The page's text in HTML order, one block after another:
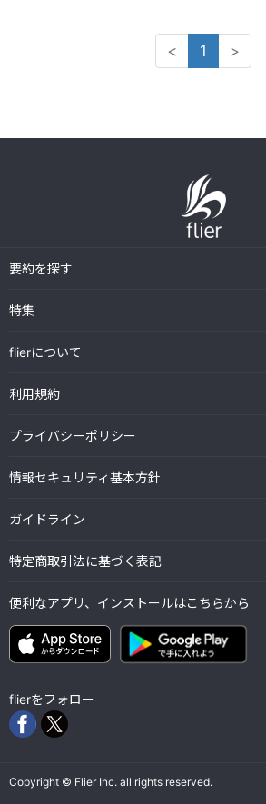
< 1 >
要約を探す
特集
flierについて
利用規約
プライバシーポリシー
情報セキュリティ基本方針
ガイドライン
特定商取引法に基づく表記
便利なアプリ、インストールはこちらから
flierをフォロー
Copyright © Flier Inc. all rights reserved.